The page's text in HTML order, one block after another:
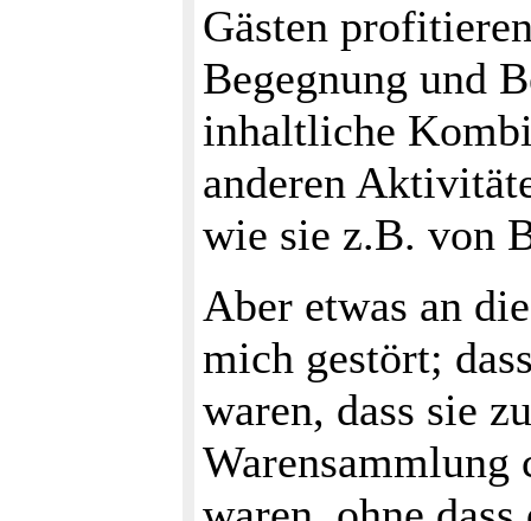
Gästen
Begegnung und
inhaltliche
anderen
wie sie z.B. von
Aber etwas an
mich gestört;
waren, dass sie
Warensammlung